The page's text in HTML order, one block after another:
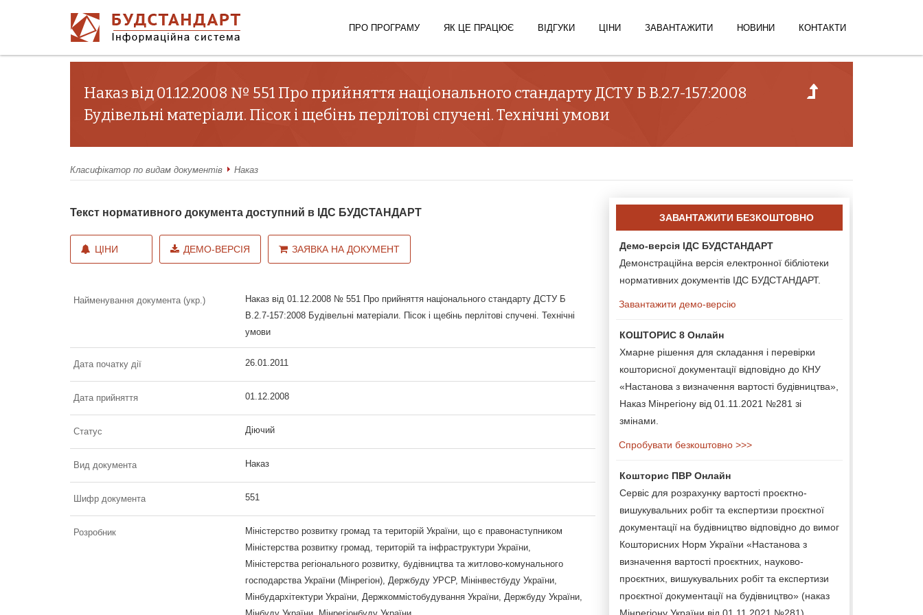
ПРО ПРОГРАМУ ЯК ЦЕ ПРАЦЮЄ ВІДГУКИ ЦІНИ ЗАВАНТАЖИТИ НОВИНИ КОНТАКТИ
Наказ від 01.12.2008 № 551 Про прийняття національного стандарту ДСТУ Б В.2.7-157:2008
Будівельні матеріали. Пісок і щебінь перлітові спучені. Технічні умови
Класифікатор по видам документів Наказ
Текст нормативного документа доступний в ІДС БУДСТАНДАРТ
ЦІНИ ДЕМО-ВЕРСІЯ ЗАЯВКА НА ДОКУМЕНТ
Найменування документа (укр.)
Наказ від 01.12.2008 № 551 Про прийняття національного стандарту ДСТУ Б
В.2.7-157:2008 Будівельні матеріали. Пісок і щебінь перлітові спучені. Технічні
умови
Дата початку дії 26.01.2011
Дата прийняття 01.12.2008
Статус Діючий
Вид документа Наказ
Шифр документа 551
Розробник
Міністерство розвитку громад та територій України, що є правонаступником
Міністерства розвитку громад, територій та інфраструктури України,
Міністерства регіонального розвитку, будівництва та житлово-комунального
господарства України (Мінрегіон), Держбуду УРСР, Мінінвестбуду України,
Мінбудархітектури України, Держкоммістобудування України, Держбуду України,
ЗАВАНТАЖИТИ БЕЗКОШТОВНО
Демо-версія ІДС БУДСТАНДАРТ
Демонстраційна версія електронної бібліотеки
нормативних документів ІДС БУДСТАНДАРТ.
Завантажити демо-версію
КОШТОРИС 8 Онлайн
Хмарне рішення для складання і перевірки
кошторисної документації відповідно до КНУ
«Настанова з визначення вартості будівництва»,
Наказ Мінрегіону від 01.11.2021 №281 зі
змінами.
Спробувати безкоштовно >>>
Кошторис ПВР Онлайн
Сервіс для розрахунку вартості проєктно-
вишукувальних робіт та експертизи проєктної
документації на будівництво відповідно до вимог
Кошторисних Норм України «Настанова з
визначення вартості проєктних, науково-
проєктних, вишукувальних робіт та експертизи
проєктної документації на будівництво» (наказ
Мінрегіону України від 01.11.2021 №281).